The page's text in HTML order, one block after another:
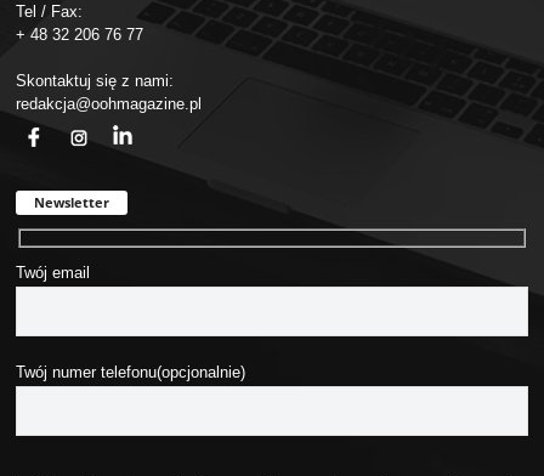
Tel / Fax:
+ 48 32 206 76 77
Skontaktuj się z nami:
redakcja@oohmagazine.pl
Newsletter
Twój email
Twój numer telefonu(opcjonalnie)